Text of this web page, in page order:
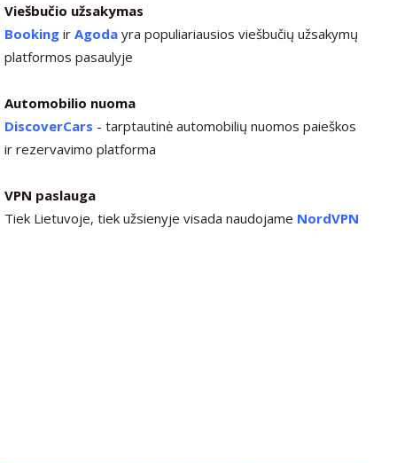
Viešbučio užsakymas
Booking ir Agoda yra populiariausios viešbučių užsakymų
platformos pasaulyje
Automobilio nuoma
DiscoverCars - tarptautinė automobilių nuomos paieškos
ir rezervavimo platforma
VPN paslauga
Tiek Lietuvoje, tiek užsienyje visada naudojame NordVPN